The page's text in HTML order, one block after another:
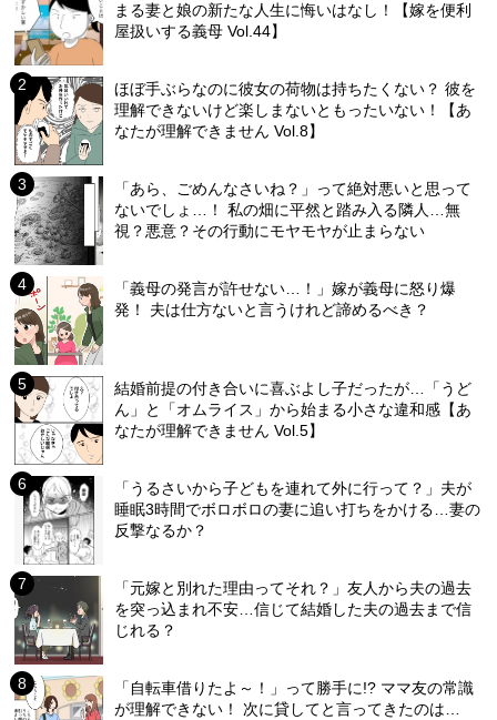
まる妻と娘の新たな人生に悔いはなし！【嫁を便利
屋扱いする義母 Vol.44】
ほぼ手ぶらなのに彼女の荷物は持ちたくない？ 彼を
理解できないけど楽しまないともったいない！【あ
なたが理解できません Vol.8】
「あら、ごめんなさいね？」って絶対悪いと思って
ないでしょ…！ 私の畑に平然と踏み入る隣人…無
視？悪意？その行動にモヤモヤが止まらない
「義母の発言が許せない…！」嫁が義母に怒り爆
発！ 夫は仕方ないと言うけれど諦めるべき？
結婚前提の付き合いに喜ぶよし子だったが…「うど
ん」と「オムライス」から始まる小さな違和感【あ
なたが理解できません Vol.5】
「うるさいから子どもを連れて外に行って？」夫が
睡眠3時間でボロボロの妻に追い打ちをかける…妻の
反撃なるか？
「元嫁と別れた理由ってそれ？」友人から夫の過去
を突っ込まれ不安…信じて結婚した夫の過去まで信
じれる？
「自転車借りたよ～！」って勝手に!? ママ友の常識
が理解できない！ 次に貸してと言ってきたのは…